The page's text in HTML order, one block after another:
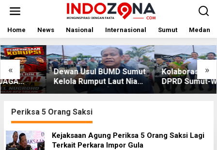
Home News Nasional Internasional Sumut Medan
« »
Dewan Usul BUMD Sumut
Kelola Rumput Laut Nias
Utara dari Hulu ke Hilir
Kolaborasi Apik Gubsu-
DPRD Sumut-Warga di
Nias Utara: Jalan Rusak
Periksa 5 Orang Saksi
Kejaksaan Agung Periksa 5 Orang Saksi Lagi
Terkait Perkara Impor Gula